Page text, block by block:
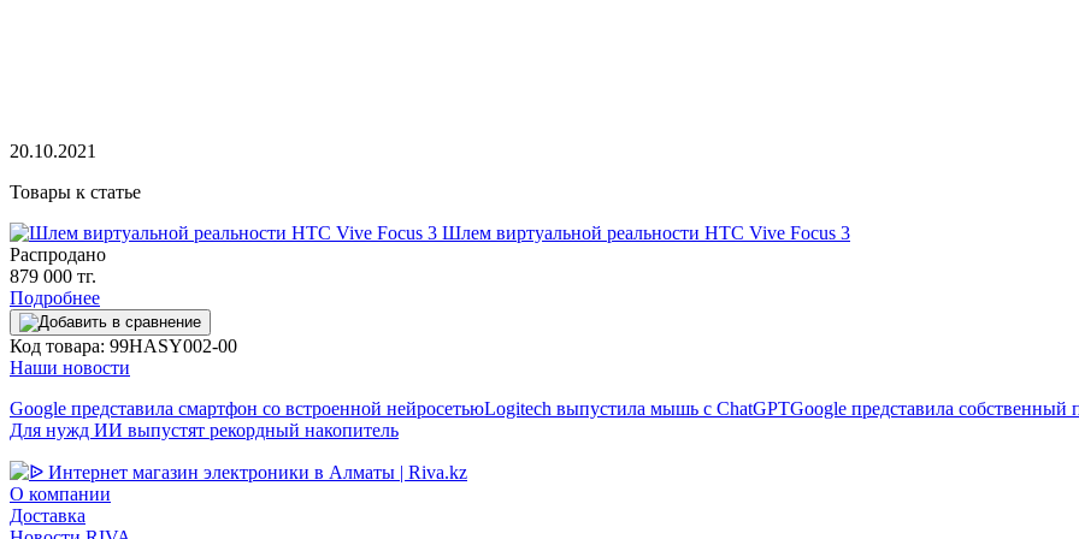
20.10.2021
Товары к статье
Шлем виртуальной реальности HTC Vive Focus 3
Распродано
879 000 тг.
Подробнее
Код товара: 99HASY002-00
Наши новости
Google представила смартфон со встроенной нейросетьюLogitech выпустила мышь с ChatGPTGoogle представила собственный
Для нужд ИИ выпустят рекордный накопитель
О компании
Доставка